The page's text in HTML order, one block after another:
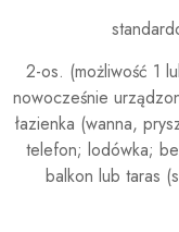
2-os. (możliwość 1
nowocześnie
łazienka (wanna,
telefon; lodówka;
balkon lub taras